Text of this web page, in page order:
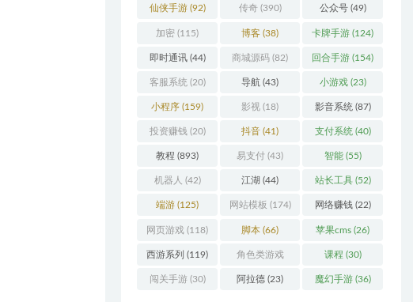
仙侠手游(92) 传奇(390) 公众号(49)
加密 (115) 博客 (38) 卡牌手游 (124)
即时通讯(44) 商城源码 (82) 回合手游 (154)
客服系统 (20) 导航 (43) 小游戏(23)
小程序 (159) 影视 (18) 影音系统 (87)
投资赚钱 (20) 抖音 (41) 支付系统 (40)
教程 (893) 易支付 (43) 智能(55)
机器人 (42) 江湖 (44) 站长工具(52)
端游 (125) 网站模板 (174) 网络赚钱(22)
网页游戏 (118) 脚本 (66) 苹果cms (26)
西游系列 (119) 角色类游戏
(306)
课程 (30)
闯关手游(30) 阿拉德 (23) 魔幻手游(36)